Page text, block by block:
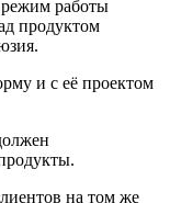
режим работы
продуктом
и с её проектом
на том же